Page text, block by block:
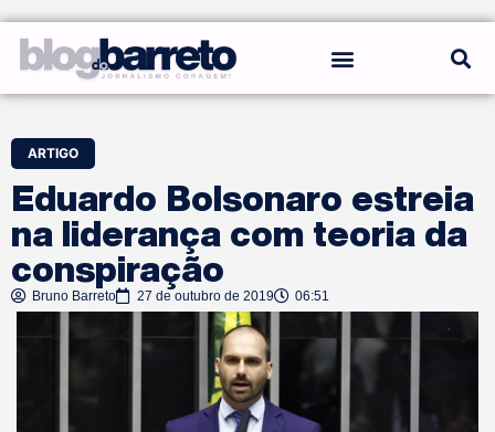
ARTIGO
Eduardo Bolsonaro estreia
na liderança com teoria da
conspiração
Bruno Barreto 27 de outubro de 2019 06:51